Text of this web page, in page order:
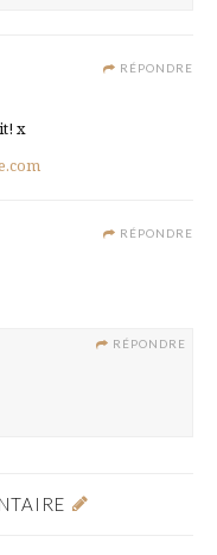
RÉPONDRE
x
RÉPONDRE
RÉPONDRE